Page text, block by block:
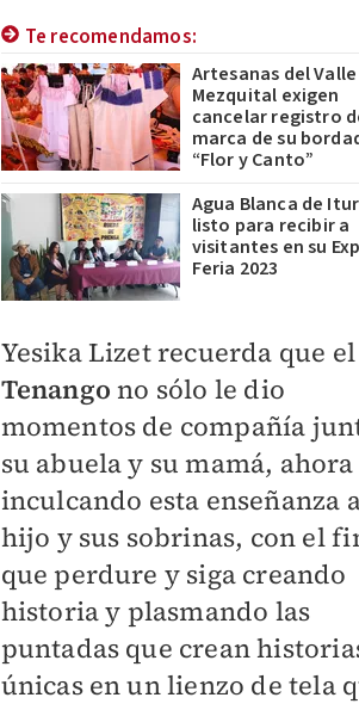
Te recomendamos:
Artesanas del
Mezquital exigen
cancelar registro
marca de su
“Flor y Canto”
Agua Blanca de
listo para recibir a
visitantes en su
Feria 2023
Yesika Lizet recuerda que el
Tenango no sólo le dio
momentos de compañía
su abuela y su mamá, ahora
inculcando esta enseñanza
hijo y sus sobrinas, con el
que perdure y siga creando
historia y plasmando las
puntadas que crean
únicas en un lienzo de tela